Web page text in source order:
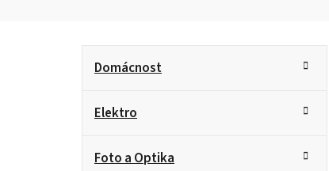
P
kategorie
KDomácnost
Elektro
Foto a Optika